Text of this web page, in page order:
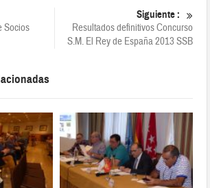
Socios
Siguiente :
Resultados definitivos Concurso
S.M. El Rey de España 2013 SSB